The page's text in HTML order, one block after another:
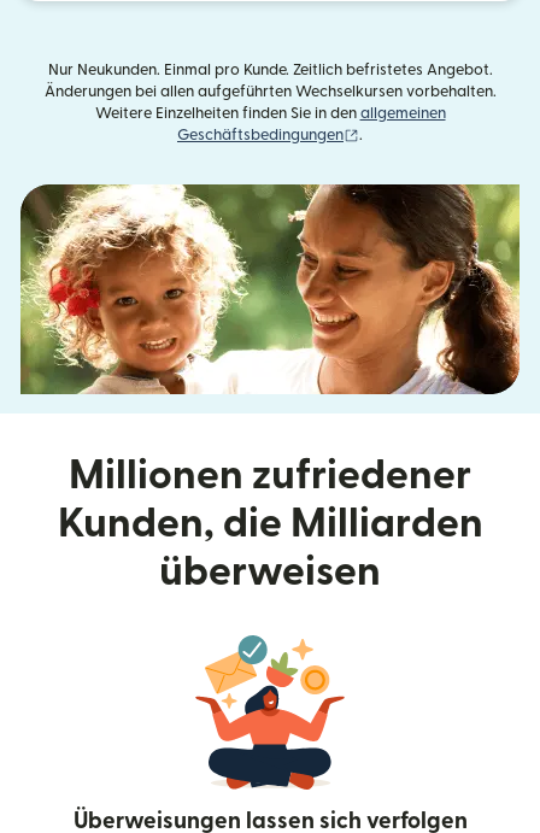
Nur Neukunden. Einmal pro Kunde. Zeitlich befristetes Angebot.
Änderungen bei allen aufgeführten Wechselkursen vorbehalten.
Weitere Einzelheiten finden Sie in den allgemeinen
Geschäftsbedingungen
.
Millionen zufriedener
Kunden, die Milliarden
überweisen
Überweisungen lassen sich verfolgen